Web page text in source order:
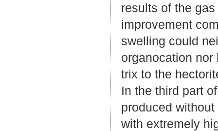
results of the
improvement
swelling could
organocation
trix to the
In the third part
produced
with extremely